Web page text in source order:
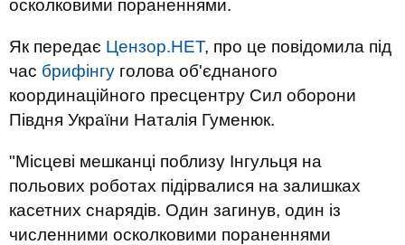
осколковими пораненнями.
Як передає Цензор.НЕТ, про це повідомила під
час брифінгу голова об'єднаного
координаційного пресцентру Сил оборони
Півдня України Наталія Гуменюк.
"Місцеві мешканці поблизу Інгульця на
польових роботах підірвалися на залишках
касетних снарядів. Один загинув, один із
численними осколковими пораненнями